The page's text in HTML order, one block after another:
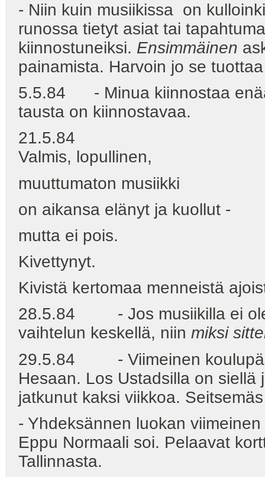
- Niin kuin musiikissa on
runossa tietyt asiat tai
kiinnostuneiksi. Ensimmäinen
painamista. Harvoin jo se
5.5.84 - Minua kiinnostaa
tausta on kiinnostavaa.
21.5.84
Valmis, lopullinen,
muuttumaton musiikki
on aikansa elänyt ja kuollut -
mutta ei pois.
Kivettynyt.
Kivistä kertomaa menneistä
28.5.84 - Jos musiikilla ei ole
vaihtelun keskellä, niin miksi
29.5.84 - Viimeinen
Hesaan. Los Ustadsilla on siellä
jatkunut kaksi viikkoa.
- Yhdeksännen luokan
Eppu Normaali soi. Pelaavat
Tallinnasta.